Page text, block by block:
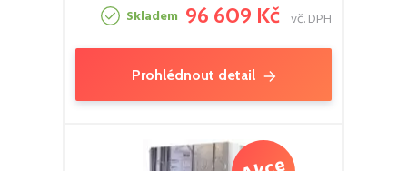
Skladem 96 609 Kč vč. DPH
Prohlédnout detail